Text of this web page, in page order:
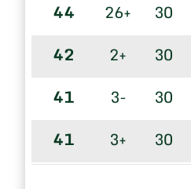
30
+26
44
30
+2
42
30
-3
41
30
+3
41